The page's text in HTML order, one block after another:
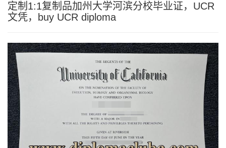
定制1:1复制品加州大学河滨分校毕业证，UCR
文凭，buy UCR diploma